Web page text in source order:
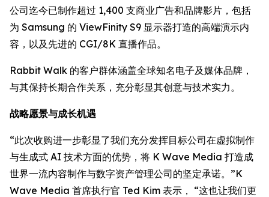
公司迄今已制作超过 1,400 支商业广告和品牌影片，包括
为 Samsung 的 ViewFinity S9 显示器打造的高端演示内
容，以及先进的 CGI/8K 直播作品。
Rabbit Walk 的客户群体涵盖全球知名电子及媒体品牌，
与其保持长期合作关系，充分彰显其创意与技术实力。
战略愿景与成长机遇
“此次收购进一步彰显了我们充分发挥目标公司在虚拟制作
与生成式 AI 技术方面的优势，将 K Wave Media 打造成
世界一流内容制作与数字资产管理公司的坚定承诺。”K
Wave Media 首席执行官 Ted Kim 表示， “这也让我们更